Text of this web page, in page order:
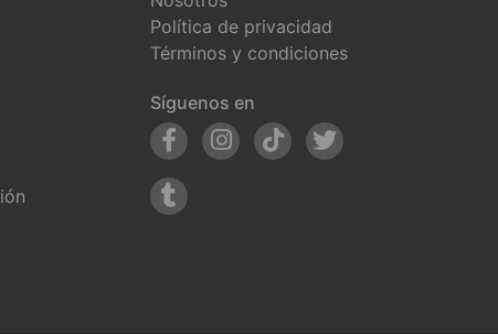
Política de privacidad
Términos y condiciones
Síguenos en